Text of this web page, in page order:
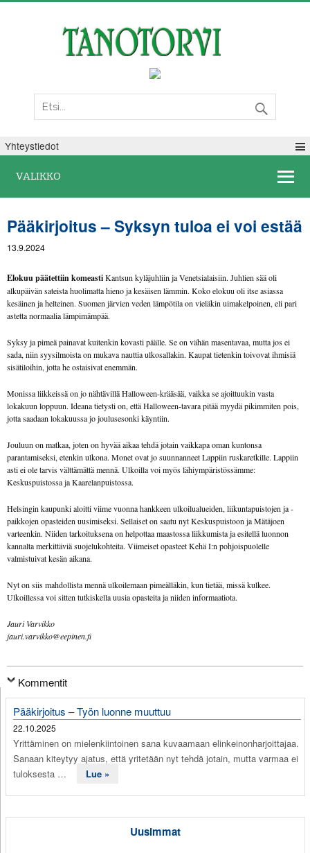
Yhteystiedot
VALIKKO
Pääkirjoitus – Syksyn tuloa ei voi estää
13.9.2024
Elokuu päätettiin komeastiKantsun kyläjuhliin ja Venetsialaisiin. Juhlien sää oli
alkupäivän sateista huolimatta hieno ja kesäisen lämmin. Koko elokuu oli itse asiassa
kesäinen ja helteinen. Suomen järvien veden lämpötila on vieläkin uimakelpoinen, eli pari
astetta normaalia lämpimämpää.
Syksy ja pimeä painavat kuitenkin kovasti päälle. Se on vähän masentavaa, mutta jos ei
sada, niin syysilmoista on mukava nauttia ulkosallakin. Kaupat tietenkin toivovat ihmisiä
sisätiloihin, jotta he ostaisivat enemmän.
Monissa liikkeissä on jo nähtävillä Halloween-krääsää, vaikka se ajoittuukin vasta
lokakuun loppuun. Ideana tietysti on, että Halloween-tavara pitää myydä pikimmiten pois,
jotta saadaan lokakuussa jo joulusesonki käyntiin.
Jouluun on matkaa, joten on hyvää aikaa tehdä jotain vaikkapa oman kuntonsa
parantamiseksi, etenkin ulkona. Monet ovat jo suunnanneet Lappiin ruskaretkille. Lappiin
asti ei ole tarvis välttämättä mennä. Ulkoilla voi myös lähiympäristössämme:
Keskuspuistossa ja Kaarelanpuistossa.
Helsingin kaupunki aloitti viime vuonna hankkeen ulkoilualueiden, liikuntapuistojen ja -
paikkojen opasteiden uusimiseksi. Sellaiset on saatu nyt Keskuspuistoon ja Mätäjoen
varteenkin. Niiden tarkoituksena on helpottaa maastossa liikkumista ja esitellä luonnon
kannalta merkittäviä suojelukohteita. Viimeiset opasteet Kehä I:n pohjoispuolelle
valmistuivat kesän aikana.
Nyt on siis mahdollista mennä ulkoilemaan pimeälläkin, kun tietää, missä kulkee.
Ulkoillessa voi sitten tutkiskella uusia opasteita ja niiden informaatiota.
Jauri Varvikko
jauri.varvikko@eepinen.fi
Kommentit
Pääkirjoitus – Työn luonne muuttuu
22.10.2025
Yrittäminen on mielenkiintoinen sana kuvaamaan elinkeinonharjoittajaa.
Sanaan kiteytyy ajatus, että yritetään nyt tehdä jotain, mutta varmaa ei
tuloksesta …
Lue »
Uusimmat